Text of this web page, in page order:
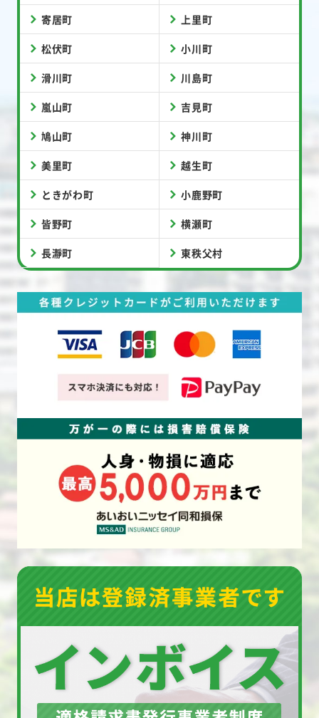
寄居町 上里町
松伏町 小川町
滑川町 川島町
嵐山町 吉見町
鳩山町 神川町
美里町 越生町
ときがわ町 小鹿野町
皆野町 横瀬町
長瀞町 東秩父村